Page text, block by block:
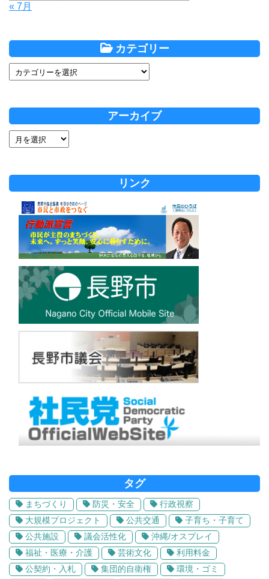
« 7月
カテゴリー
アーカイブ
リンク
タグ
まちづくり 防災・安全
行政視察
大規模プロジェクト
公共交通
子育ち・子育て
公共施設
議会活性化
沖縄/オスプレイ
福祉・医療・介護
芸術文化
利用料金
公契約・入札
集団的自衛権
環境・ゴミ